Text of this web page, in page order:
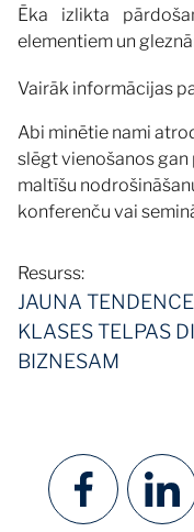
Ēka izlikta
elementiem un
Vairāk informācijas
Abi minētie nami
slēgt vienošanos gan
maltīšu
konferenču vai
Resurss:
JAUNA
KLASES TELPAS
BIZNESAM